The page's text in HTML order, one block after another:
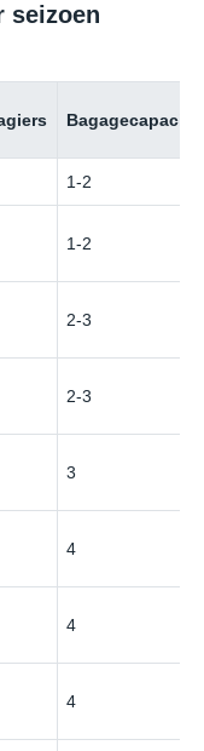
seizoen
1-2
1-2
2-3
2-3
3
4
4
4